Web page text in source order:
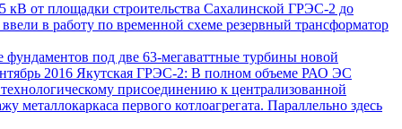
кВ от площадки строительства Сахалинской ГРЭС-2 до
в работу по временной схеме резервный трансформатор
под две 63-мегаваттные турбины новой
2016 Якутская ГРЭС-2: В полном объеме РАО ЭС
присоединению к централизованной
металлокаркаса первого котлоагрегата. Параллельно здесь